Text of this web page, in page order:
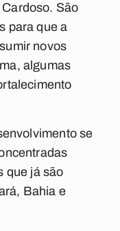
São
para que a
novos
algumas
se
que já são
Bahia e